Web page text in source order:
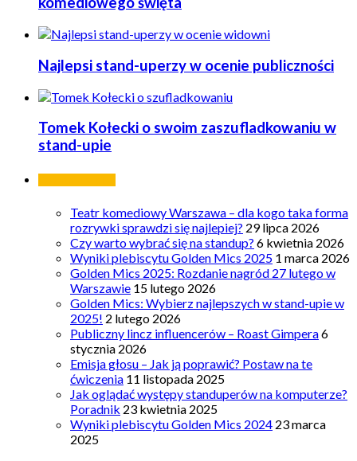
Najlepsi stand-uperzy w ocenie publiczności
Tomek Kołecki o swoim zaszufladkowaniu w
stand-upie
Teatr komediowy Warszawa – dla kogo taka forma
rozrywki sprawdzi się najlepiej? 29 lipca 2026
Czy warto wybrać się na standup? 6 kwietnia 2026
Wyniki plebiscytu Golden Mics 2025 1 marca 2026
Golden Mics 2025: Rozdanie nagród 27 lutego w
Warszawie 15 lutego 2026
Golden Mics: Wybierz najlepszych w stand-upie w
2025! 2 lutego 2026
Publiczny lincz influencerów – Roast Gimpera6
stycznia 2026
Emisja głosu – Jak ją poprawić? Postaw na te
ćwiczenia 11 listopada 2025
Jak oglądać występy standuperów na komputerze?
Poradnik 23 kwietnia 2025
Wyniki plebiscytu Golden Mics 2024 23 marca
2025